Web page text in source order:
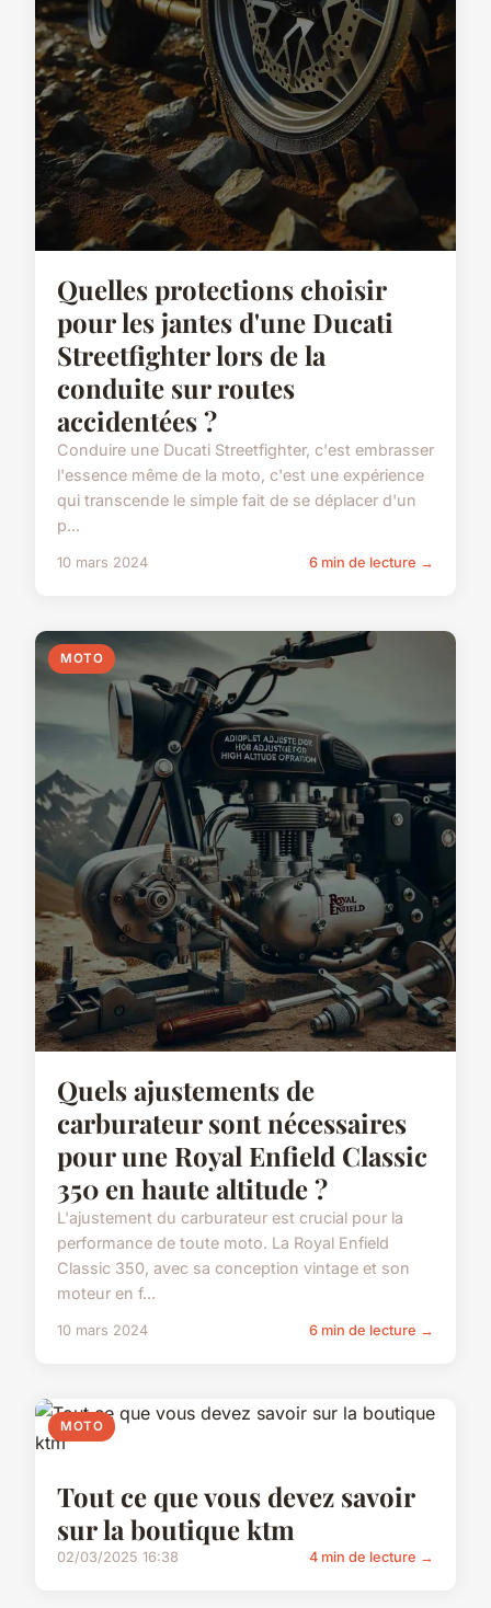
Quelles protections choisir
pour les jantes d'une Ducati
Streetfighter lors de la
conduite sur routes
accidentées ?
Conduire une Ducati Streetfighter, c'est embrasser
l'essence même de la moto, c'est une expérience
qui transcende le simple fait de se déplacer d'un
p...
10 mars 2024 6 min de lecture →
MOTO
Quels ajustements de
carburateur sont nécessaires
pour une Royal Enfield Classic
350 en haute altitude ?
L'ajustement du carburateur est crucial pour la
performance de toute moto. La Royal Enfield
Classic 350, avec sa conception vintage et son
moteur en f...
10 mars 2024 6 min de lecture →
MOTO
Tout ce que vous devez savoir
sur la boutique ktm
02/03/2025 16:38 4 min de lecture →